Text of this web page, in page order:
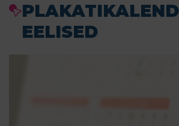
EELISED